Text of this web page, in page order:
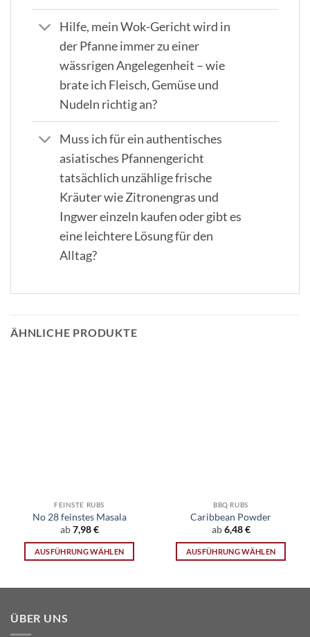
Hilfe, mein Wok-Gericht wird in
der Pfanne immer zu einer
wässrigen Angelegenheit – wie
brate ich Fleisch, Gemüse und
Nudeln richtig an?
Muss ich für ein authentisches
asiatisches Pfannengericht
tatsächlich unzählige frische
Kräuter wie Zitronengras und
Ingwer einzeln kaufen oder gibt es
eine leichtere Lösung für den
Alltag?
ÄHNLICHE PRODUKTE
FEINSTE RUBS
No 28 feinstes Masala
ab7,98€
AUSFÜHRUNG WÄHLEN
BBQ RUBS
Caribbean Powder
ab6,48€
AUSFÜHRUNG WÄHLEN
ÜBER UNS